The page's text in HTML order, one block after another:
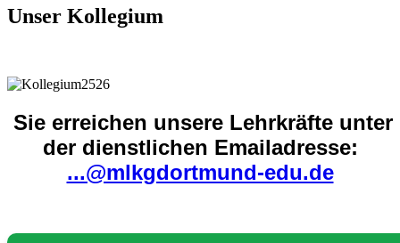
Unser Kollegium
Sie erreichen unsere Lehrkräfte unter
der dienstlichen Emailadresse:
...@mlkgdortmund-edu.de